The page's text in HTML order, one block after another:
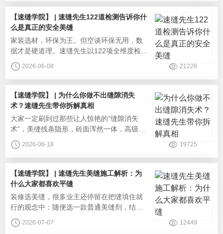
满口承诺，但无奈的是能够落实的却很少。
面对行业沉疴，速缝先生早已推出“合同质保
+电子质保+全程响应”的售后模式，将质保权
益数字化、透明化、可追溯，让每
【速缝学院】 | 速缝先生122道检测告诉你什
么是真正的安全美缝
‌家装选材，环保为王。但空谈环保无用，数
据才是硬道理。速缝先生以122项全维度检测
（覆盖环保、物理性能），用真实可查、编
号可验的检测报告，直面争议，保证真正的
多人觉得美缝都有毒性，其实只有劣质产品
才会添加甲醛、苯系物等廉价助剂。速缝先
生坚原料零添加底线，各项环保检测全部达
标，有害物质未检出，远严于国标限
2026-06-08 21226
【速缝学院】 | 为什么你做不出缝隙消失
术？速缝先生带你拆解真相
‌大家一定刷到过那些让人惊艳的“缝隙消失
术”，美缝线条隐形，砖面浑然一体，高级感
直接拉满。但自己家施工后效果却完全不
同，怎么看都达不到无缝质感。其实这并不
觉艺术。速缝先生就从更多面的视角，为你
揭开缝隙消失术的真相。配色的基础阶段：
色卡对比很多业主和师傅，还是习惯用肉眼
拿着色卡和瓷砖对比颜色，但肉眼
2026-06-18 19725
【速缝学院】 | 速缝先生美缝施工解析：为
什么大家都喜欢平缝
‌装修选美缝，很多业主还停留在把缝填住就
行的观念中：随便选一款普通美缝剂，结果
还没入住可能就出了问题。一看各种平台
上，大家都晒的是无缝感网红家装，氛围感
2026-07-07 12449